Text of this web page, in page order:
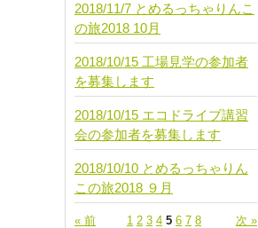
2018/11/7 とめるっちゃりんこ
の旅2018 10月
2018/10/15 工場見学の参加者
を募集します
2018/10/15 エコドライブ講習
会の参加者を募集します
2018/10/10 とめるっちゃりん
この旅2018 ９月
« 前 1 2 3 4 5 6 7 8 次 »